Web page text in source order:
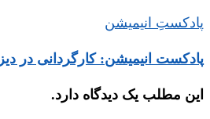
پادکستِ انیمیشن
پادکست انیمیشن: کارگردانی در
این مطلب یک دیدگاه دارد.